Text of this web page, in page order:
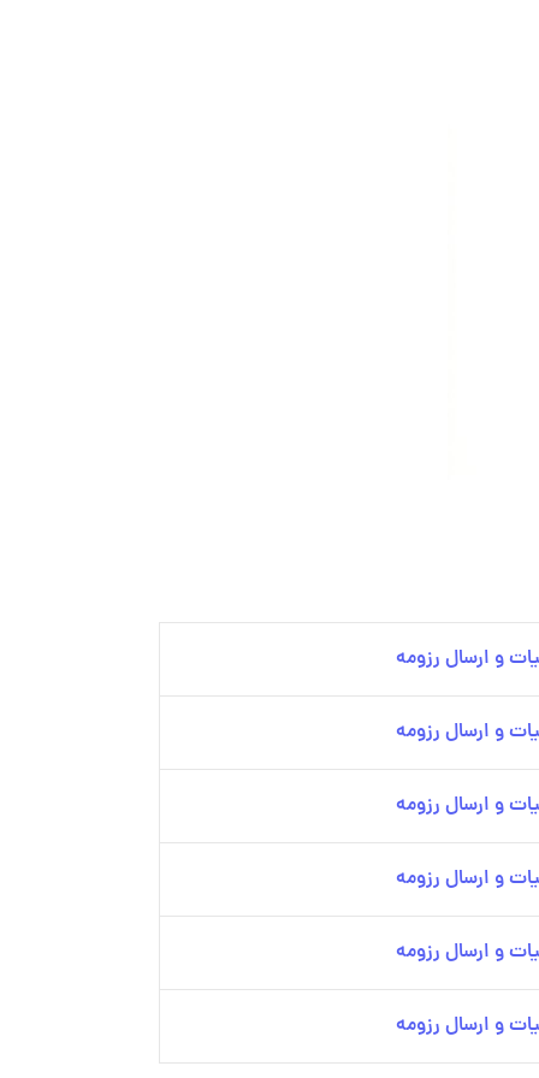
و ارسال رزومه
و ارسال رزومه
و ارسال رزومه
و ارسال رزومه
و ارسال رزومه
و ارسال رزومه